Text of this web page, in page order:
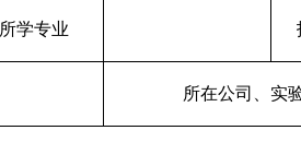
所学专业
所在公司、实